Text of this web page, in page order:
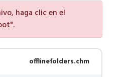
haga clic en el
offlinefolders.chm